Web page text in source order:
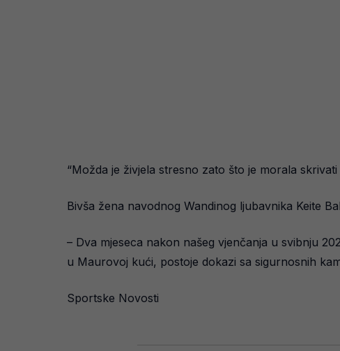
“Možda je živjela stresno zato što je morala
Bivša žena navodnog Wandinog ljubavnika Keite
– Dva mjeseca nakon našeg vjenčanja u svibnju
u Maurovoj kući, postoje dokazi sa sigurnosnih
Sportske Novosti